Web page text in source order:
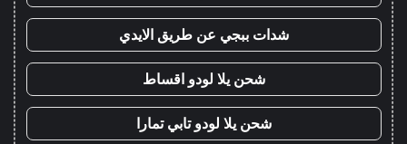
شدات ببجي عن طريق الايدي
شحن يلا لودو اقساط
شحن يلا لودو تابي تمارا